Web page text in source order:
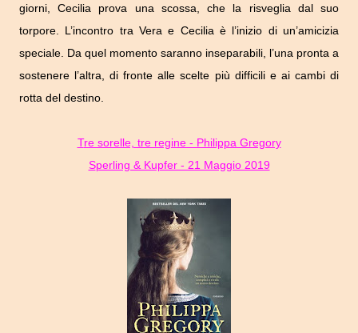
giorni, Cecilia prova una scossa, che la risveglia dal suo
torpore. L’incontro tra Vera e Cecilia è l’inizio di un’amicizia
speciale. Da quel momento saranno inseparabili, l’una pronta a
sostenere l’altra, di fronte alle scelte più difficili e ai cambi di
rotta del destino.
Tre sorelle, tre regine - Philippa Gregory
Sperling & Kupfer - 21 Maggio 2019